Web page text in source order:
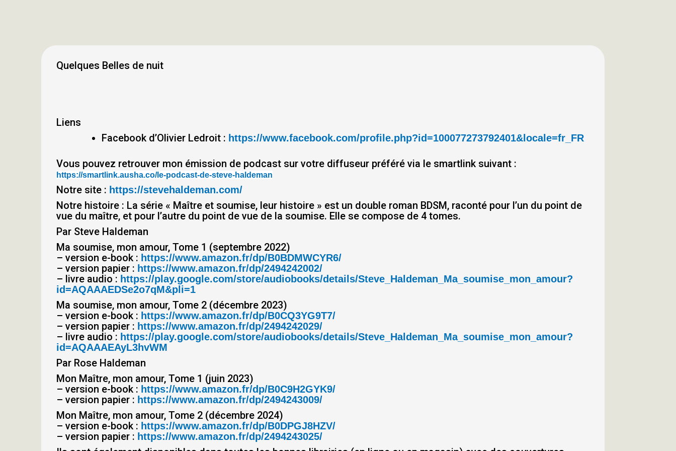
Quelques Belles de nuit
Liens
Facebook d’Olivier Ledroit : https://www.facebook.com/profile.php?id=100077273792401&locale=fr_FR
Vous pouvez retrouver mon émission de podcast sur votre diffuseur préféré via le smartlink suivant :
https://smartlink.ausha.co/le-podcast-de-steve-haldeman
Notre site : https://stevehaldeman.com/
Notre histoire : La série « Maître et soumise, leur histoire » est un double roman BDSM, raconté pour l’un du point de
vue du maître, et pour l’autre du point de vue de la soumise. Elle se compose de 4 tomes.
Par Steve Haldeman
Ma soumise, mon amour, Tome 1 (septembre 2022)
– version e-book : https://www.amazon.fr/dp/B0BDMWCYR6/
– version papier : https://www.amazon.fr/dp/2494242002/
– livre audio : https://play.google.com/store/audiobooks/details/Steve_Haldeman_Ma_soumise_mon_amour?
id=AQAAAEDSe2o7qM&pli=1
Ma soumise, mon amour, Tome 2 (décembre 2023)
– version e-book : https://www.amazon.fr/dp/B0CQ3YG9T7/
– version papier : https://www.amazon.fr/dp/2494242029/
– livre audio : https://play.google.com/store/audiobooks/details/Steve_Haldeman_Ma_soumise_mon_amour?
id=AQAAAEAyL3hvWM
Par Rose Haldeman
Mon Maître, mon amour, Tome 1 (juin 2023)
– version e-book : https://www.amazon.fr/dp/B0C9H2GYK9/
– version papier : https://www.amazon.fr/dp/2494243009/
Mon Maître, mon amour, Tome 2 (décembre 2024)
– version e-book : https://www.amazon.fr/dp/B0DPGJ8HZV/
– version papier : https://www.amazon.fr/dp/2494243025/